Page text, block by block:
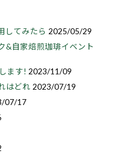
してみたら 2025/05/29
&自家焙煎珈琲イベント
ます! 2023/11/09
はどれ 2023/07/19
07/17